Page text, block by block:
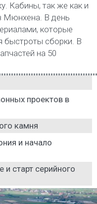
Кабины, так же как и
Мюнхена. В день
которые
быстроты сборки. В
на 50
проектов в
камня
и начало
старт серийного